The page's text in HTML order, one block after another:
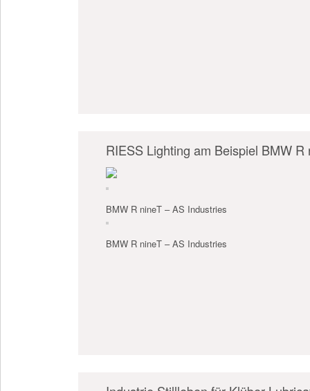
RIESS Lighting am Beispiel BMW
BMW R nineT – AS Industries
BMW R nineT – AS Industries